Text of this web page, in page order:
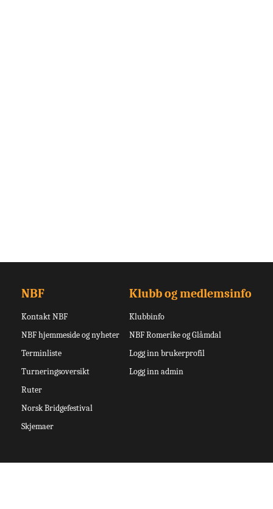
NBF
Kontakt NBF
NBF hjemmeside og nyheter
Terminliste
Turneringsoversikt
Ruter
Norsk Bridgefestival
Skjemaer
Klubb og medlemsinfo
Klubbinfo
NBF Romerike og Glåmdal
Logg inn brukerprofil
Logg inn admin